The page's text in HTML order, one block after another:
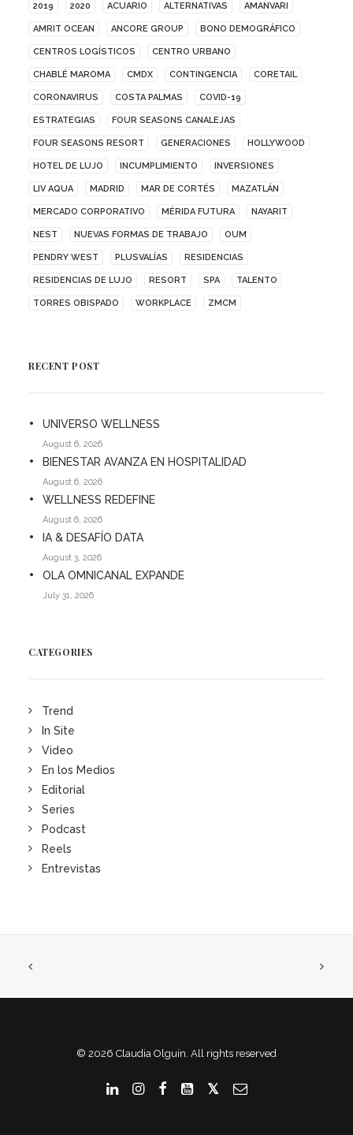
2019 2020 ACUARIO ALTERNATIVAS AMANVARI
AMRIT OCEAN ANCORE GROUP BONO DEMOGRÁFICO
CENTROS LOGÍSTICOS CENTRO URBANO
CHABLÉ MAROMA CMDX CONTINGENCIA CORETAIL
CORONAVIRUS COSTA PALMAS COVID-19
ESTRATEGIAS FOUR SEASONS CANALEJAS
FOUR SEASONS RESORT GENERACIONES HOLLYWOOD
HOTEL DE LUJO INCUMPLIMIENTO INVERSIONES
LIV AQUA MADRID MAR DE CORTÉS MAZATLÁN
MERCADO CORPORATIVO MÉRIDA FUTURA NAYARIT
NEST NUEVAS FORMAS DE TRABAJO OUM
PENDRY WEST PLUSVALÍAS RESIDENCIAS
RESIDENCIAS DE LUJO RESORT SPA TALENTO
TORRES OBISPADO WORKPLACE ZMCM
RECENT POST
UNIVERSO WELLNESS
August 6, 2026
BIENESTAR AVANZA EN HOSPITALIDAD
August 6, 2026
WELLNESS REDEFINE
August 6, 2026
IA & DESAFÍO DATA
August 3, 2026
OLA OMNICANAL EXPANDE
July 31, 2026
CATEGORIES
Trend
In Site
Video
En los Medios
Editorial
Series
Podcast
Reels
Entrevistas
© 2026 Claudia Olguín. All rights reserved